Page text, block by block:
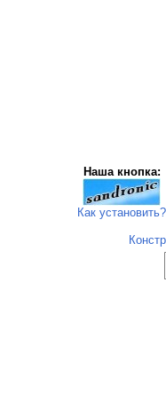
Наша кнопка:
Как установить?